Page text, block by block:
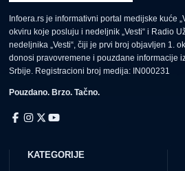
Infoera.rs je informativni portal medijske kuće
okviru koje posluju i nedeljnik „Vesti“ i Radio
nedeljnika „Vesti“, čiji je prvi broj objavljen 1.
donosi pravovremene i pouzdane informacije
Srbije. Registracioni broj medija: IN000231
Pouzdano. Brzo. Tačno.
KATEGORIJE